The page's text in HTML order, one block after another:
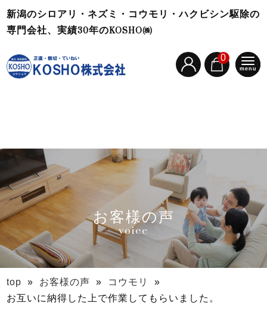
新潟のシロアリ・ネズミ・コウモリ・ハクビシン駆除の
専門会社、実績30年のKOSHO㈱
0
menu
お客様の声
voice
top » お客様の声 » コウモリ
»
お互いに納得した上で作業してもらいました。